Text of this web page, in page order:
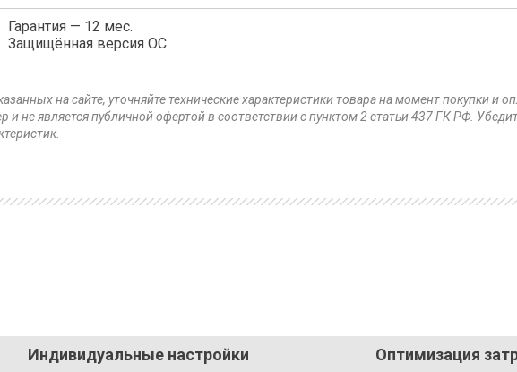
Гарантия — 12 мес.
Защищённая версия ОС
на сайте, уточняйте технические характеристики товара на момент покупки и
и не является публичной офертой в соответствии с пунктом 2 статьи 437 ГК РФ.
Индивидуальные настройки Оптимизация